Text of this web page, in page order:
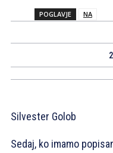
POGLAVJE NA
Silvester Golob
Sedaj, ko imamo